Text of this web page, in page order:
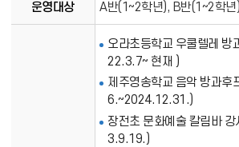
개
운영대상 A반(1~2학년), B반(1~2학년)
오라초등학교 우쿨렐레 방
22.3.7~ 현재 )
제주영송학교 음악 방과
6.~2024.12.31.)
장전초 문화예술 칼림바
3.9.19.)